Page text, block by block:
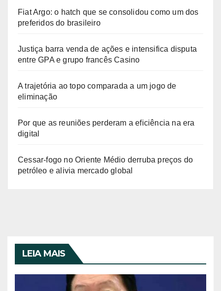
Fiat Argo: o hatch que se consolidou como um dos
preferidos do brasileiro
Justiça barra venda de ações e intensifica disputa
entre GPA e grupo francês Casino
A trajetória ao topo comparada a um jogo de
eliminação
Por que as reuniões perderam a eficiência na era
digital
Cessar-fogo no Oriente Médio derruba preços do
petróleo e alivia mercado global
LEIA MAIS